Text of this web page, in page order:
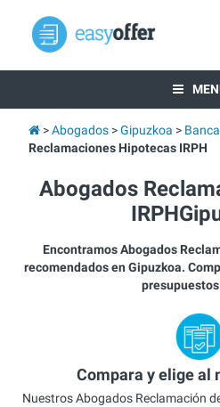
Abogados Gipuzkoa
Reclamaciones Hipotecas IRPH
Abogados
Encontramos Abogados
recomendados en Gipuzkoa.
Compara y elige al
Nuestros Abogados Reclamación